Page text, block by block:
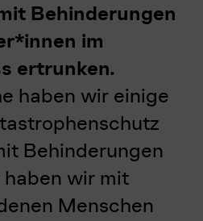
Behinderungen
im
ertrunken.
haben wir einige
Behinderungen
wir mit
Menschen